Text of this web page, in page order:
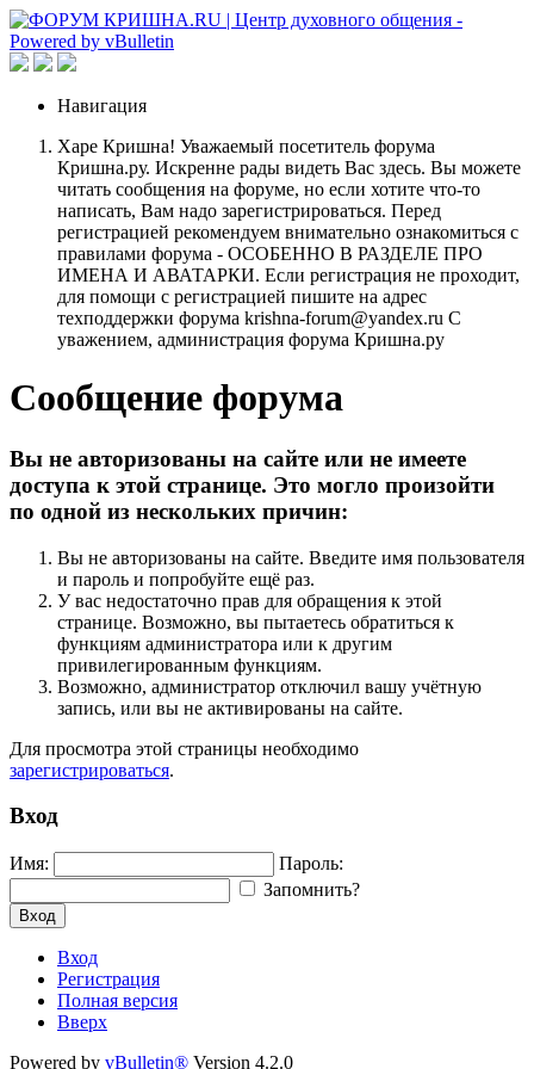
Навигация
Харе Кришна! Уважаемый посетитель форума
Кришна.ру. Искренне рады видеть Вас здесь. Вы можете
читать сообщения на форуме, но если хотите что-то
написать, Вам надо зарегистрироваться. Перед
регистрацией рекомендуем внимательно ознакомиться с
правилами форума - ОСОБЕННО В РАЗДЕЛЕ ПРО
ИМЕНА И АВАТАРКИ. Если регистрация не проходит,
для помощи с регистрацией пишите на адрес
техподдержки форума krishna-forum@yandex.ru С
уважением, администрация форума Кришна.ру
Сообщение форума
Вы не авторизованы на сайте или не имеете
доступа к этой странице. Это могло произойти
по одной из нескольких причин:
Вы не авторизованы на сайте. Введите имя пользователя
и пароль и попробуйте ещё раз.
У вас недостаточно прав для обращения к этой
странице. Возможно, вы пытаетесь обратиться к
функциям администратора или к другим
привилегированным функциям.
Возможно, администратор отключил вашу учётную
запись, или вы не активированы на сайте.
Для просмотра этой страницы необходимо
зарегистрироваться.
Вход
Имя:
Пароль:
Запомнить?
Вход
Вход
Регистрация
Полная версия
Вверх
Powered by vBulletin® Version 4.2.0